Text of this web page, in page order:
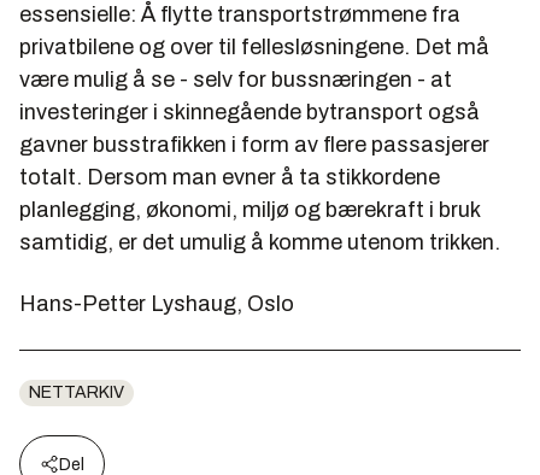
essensielle: Å flytte transportstrømmene fra
privatbilene og over til fellesløsningene. Det må
være mulig å se - selv for bussnæringen - at
investeringer i skinnegående bytransport også
gavner busstrafikken i form av flere passasjerer
totalt. Dersom man evner å ta stikkordene
planlegging, økonomi, miljø og bærekraft i bruk
samtidig, er det umulig å komme utenom trikken.
Hans-Petter Lyshaug, Oslo
NETTARKIV
Del